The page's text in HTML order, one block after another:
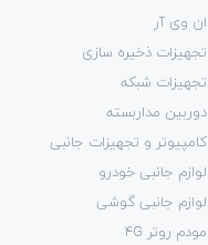
ان وی آر
تجهیزات ذخیره سازی
تجهیزات شبکه
دوربین مداربسته
کامپیوتر و تجهیزات جانبی
لوازم جانبی خودرو
لوازم جانبی گوشی
مودم روتر 4G